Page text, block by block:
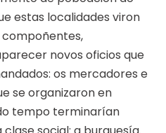
estas localidades viron
novos oficios que
os mercadores e
se organizaron en
tempo terminarían